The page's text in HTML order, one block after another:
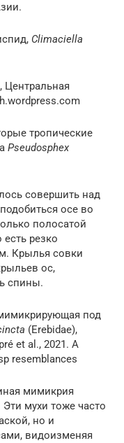
Climaciella
, Центральная
тропические
Pseudosphex
совершить над
осе во
полосатой
резко
Крылья совки
ос,
спины.
под
(Erebidae),
et al., 2021. A
resemblances
мимикрия
мухи тоже часто
но и
видоизменяя